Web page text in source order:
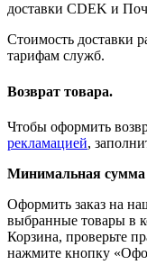
доставки CDEK и
Стоимость доставки
тарифам служб.
Возврат товара.
Чтобы оформить
рекламацией,
Минимальная сумма
Оформить заказ на
выбранные товары в
Корзина, проверьте
нажмите кнопку